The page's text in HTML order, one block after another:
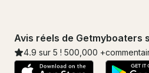
Avis réels de Getmyboaters
4.9 sur 5 ! 500,000